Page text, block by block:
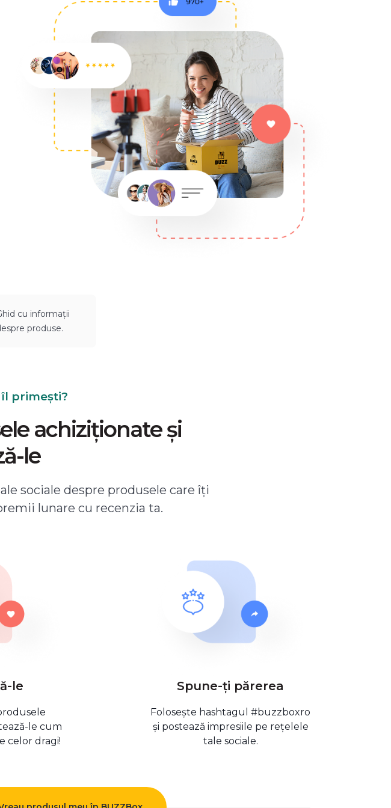
cu informații
produse.
primești?
achiziționate și
le
sociale despre produsele care îți
lunare cu recenzia ta.
le
le cum
celor dragi!
Spune-ți părerea
Folosește hashtagul #buzzboxro
și postează impresiile pe rețelele
tale sociale.